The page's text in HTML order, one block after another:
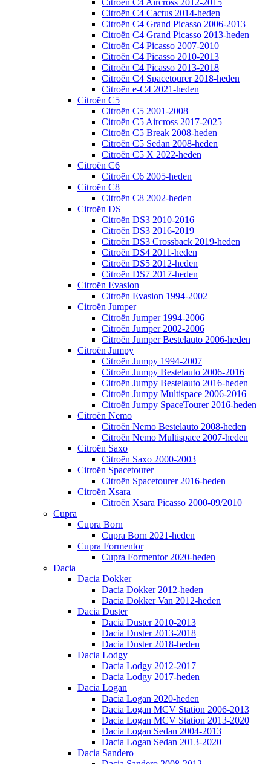
Citroën C4 Aircross 2012-2015
Citroën C4 Cactus 2014-heden
Citroën C4 Grand Picasso 2006-2013
Citroën C4 Grand Picasso 2013-heden
Citroën C4 Picasso 2007-2010
Citroën C4 Picasso 2010-2013
Citroën C4 Picasso 2013-2018
Citroën C4 Spacetourer 2018-heden
Citroën e-C4 2021-heden
Citroën C5
Citroën C5 2001-2008
Citroën C5 Aircross 2017-2025
Citroën C5 Break 2008-heden
Citroën C5 Sedan 2008-heden
Citroën C5 X 2022-heden
Citroën C6
Citroën C6 2005-heden
Citroën C8
Citroën C8 2002-heden
Citroën DS
Citroën DS3 2010-2016
Citroën DS3 2016-2019
Citroën DS3 Crossback 2019-heden
Citroën DS4 2011-heden
Citroën DS5 2012-heden
Citroën DS7 2017-heden
Citroën Evasion
Citroën Evasion 1994-2002
Citroën Jumper
Citroën Jumper 1994-2006
Citroën Jumper 2002-2006
Citroën Jumper Bestelauto 2006-heden
Citroën Jumpy
Citroën Jumpy 1994-2007
Citroën Jumpy Bestelauto 2006-2016
Citroën Jumpy Bestelauto 2016-heden
Citroën Jumpy Multispace 2006-2016
Citroën Jumpy SpaceTourer 2016-heden
Citroën Nemo
Citroën Nemo Bestelauto 2008-heden
Citroën Nemo Multispace 2007-heden
Citroën Saxo
Citroën Saxo 2000-2003
Citroën Spacetourer
Citroën Spacetourer 2016-heden
Citroën Xsara
Citroën Xsara Picasso 2000-09/2010
Cupra
Cupra Born
Cupra Born 2021-heden
Cupra Formentor
Cupra Formentor 2020-heden
Dacia
Dacia Dokker
Dacia Dokker 2012-heden
Dacia Dokker Van 2012-heden
Dacia Duster
Dacia Duster 2010-2013
Dacia Duster 2013-2018
Dacia Duster 2018-heden
Dacia Lodgy
Dacia Lodgy 2012-2017
Dacia Lodgy 2017-heden
Dacia Logan
Dacia Logan 2020-heden
Dacia Logan MCV Station 2006-2013
Dacia Logan MCV Station 2013-2020
Dacia Logan Sedan 2004-2013
Dacia Logan Sedan 2013-2020
Dacia Sandero